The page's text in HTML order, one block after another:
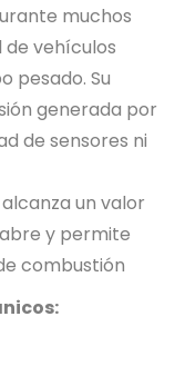
muchos
vehículos
pesado. Su
generada por
de sensores ni
un valor
y permite
combustión